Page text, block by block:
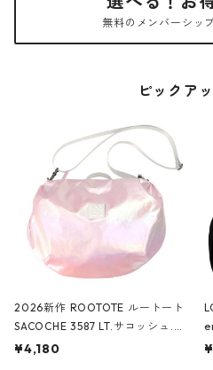
無料のメンバーシッ
ピックア
2026新作 ROOTOTE ルートート
SACOCHE 3587 LT.サコッシュ.ル
ミエ-B ショルダーバッグ グロスピ
¥4,180